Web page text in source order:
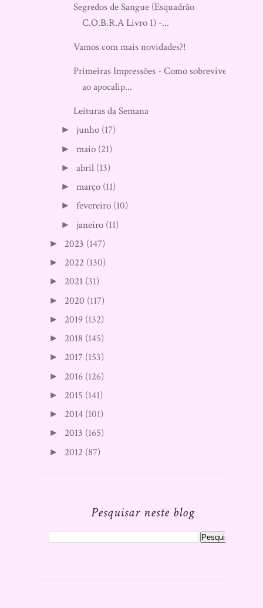
Segredos de Sangue (Esquadrão
C.O.B.R.A Livro 1) -...
Vamos com mais novidades?!
Primeiras Impressões - Como sobreviver
ao apocalip...
Leituras da Semana
► junho (17)
►maio (21)
►abril (13)
►março (11)
►fevereiro (10)
► janeiro (11)
► 2023 (147)
► 2022 (130)
► 2021 (31)
► 2020 (117)
► 2019 (132)
► 2018 (145)
► 2017 (153)
► 2016 (126)
► 2015 (141)
► 2014 (101)
► 2013 (165)
► 2012 (87)
Pesquisar neste blog